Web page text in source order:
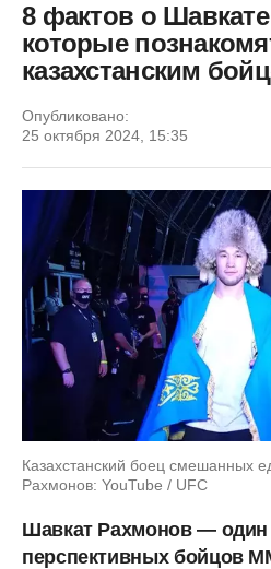
8 фактов о
которые
казахстанским
Опубликовано:
25 октября 2024, 15:35
Казахстанский боец смешанных
Рахмонов: YouTube / UFC
Шавкат Рахмонов —
перспективных бойцов